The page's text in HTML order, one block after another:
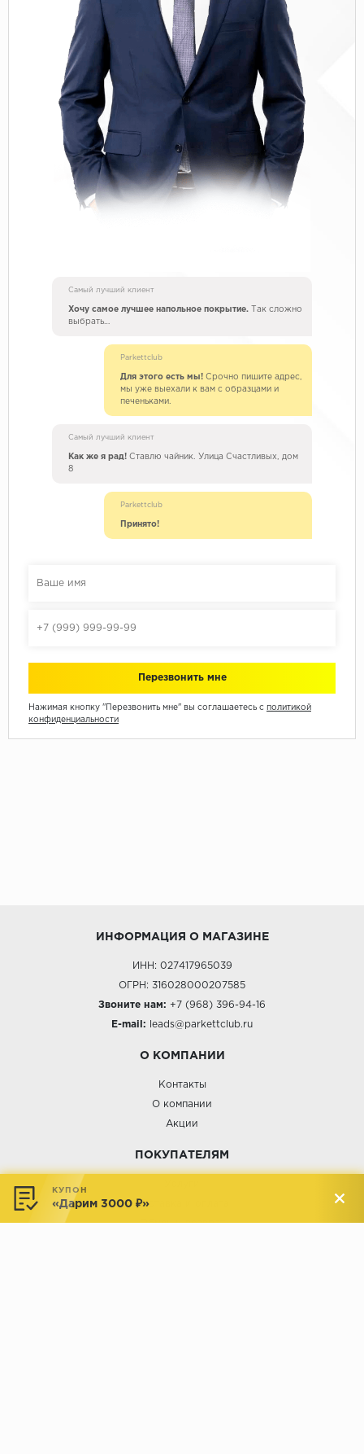
Самый лучший клиент
Хочу самое лучшее напольное покрытие. Так сложно
выбрать…
Parkettclub
Для этого есть мы! Срочно пишите адрес,
мы уже выехали к вам с образцами и
печеньками.
Самый лучший клиент
Как же я рад! Ставлю чайник. Улица Счастливых, дом
8
Parkettclub
Принято!
Нажимая кнопку "Перезвонить мне" вы соглашаетесь с политикой
конфиденциальности
ИНФОРМАЦИЯ О МАГАЗИНЕ
ИНН: 027417965039
ОГРН: 316028000207585
Звоните нам: +7 (968) 396-94-16
E-mail: leads@parkettclub.ru
О КОМПАНИИ
Контакты
О компании
Акции
ПОКУПАТЕЛЯМ
Доставка и оплата
Обмен и возврат
КУПОН
«Дарим 3000 ₽»